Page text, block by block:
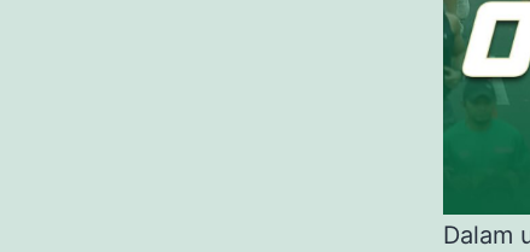
Dalam